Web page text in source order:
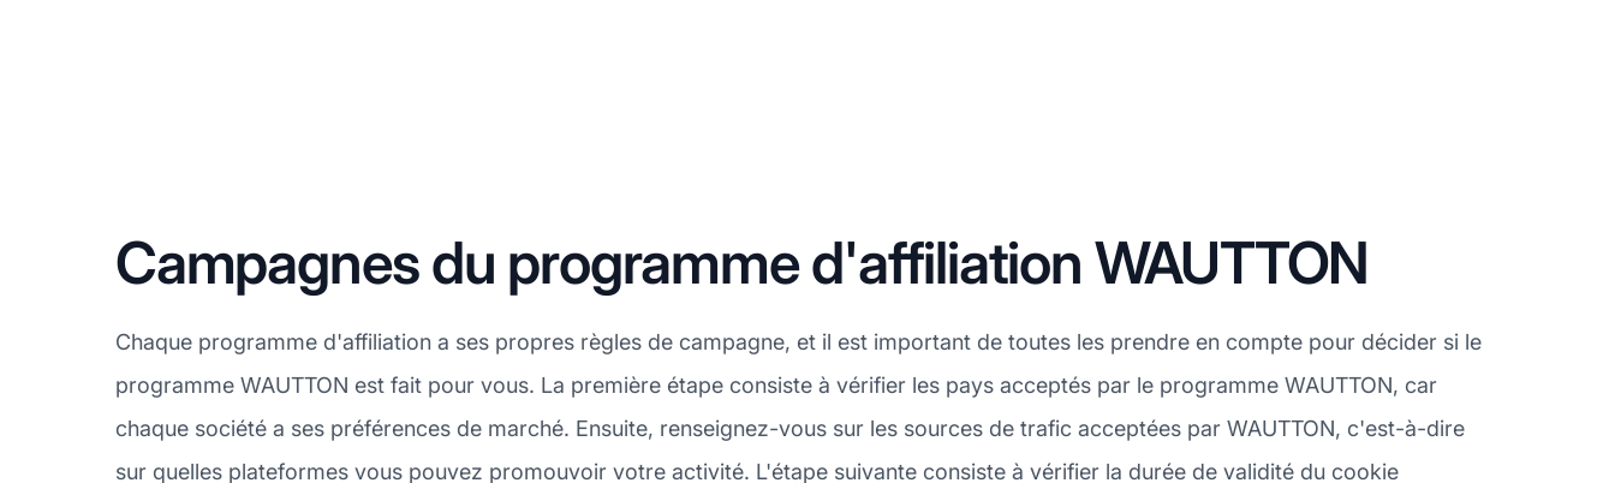
Campagnes du programme d'affiliation WAUTTON
Chaque programme d'affiliation a ses propres règles de campagne, et il est important de toutes les prendre en compte pour décider si le
programme WAUTTON est fait pour vous. La première étape consiste à vérifier les pays acceptés par le programme WAUTTON, car
chaque société a ses préférences de marché. Ensuite, renseignez-vous sur les sources de trafic acceptées par WAUTTON, c'est-à-dire
sur quelles plateformes vous pouvez promouvoir votre activité. L'étape suivante consiste à vérifier la durée de validité du cookie